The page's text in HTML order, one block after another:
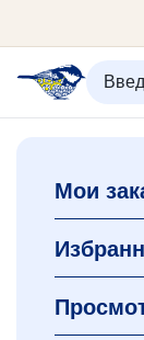
ИЗБРАННОЕ
Каталог
О керамике
Оплата и
Контакты
Мои